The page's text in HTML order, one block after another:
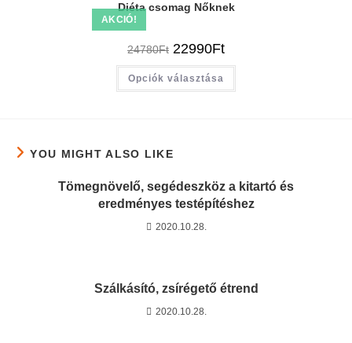
AKCIÓ!
Diéta csomag Nőknek
24780Ft 22990Ft
Opciók választása
YOU MIGHT ALSO LIKE
Tömegnövelő, segédeszköz a kitartó és
eredményes testépítéshez
2020.10.28.
Szálkásító, zsírégető étrend
2020.10.28.